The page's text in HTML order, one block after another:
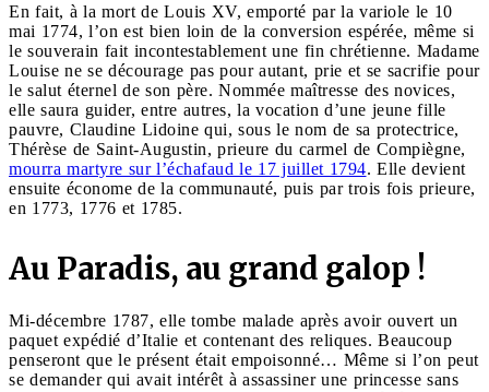
En fait, à la mort de Louis XV, emporté par la variole le 10
mai 1774, l’on est bien loin de la conversion espérée, même si
le souverain fait incontestablement une fin chrétienne. Madame
Louise ne se décourage pas pour autant, prie et se sacrifie pour
le salut éternel de son père. Nommée maîtresse des novices,
elle saura guider, entre autres, la vocation d’une jeune fille
pauvre, Claudine Lidoine qui, sous le nom de sa protectrice,
Thérèse de Saint-Augustin, prieure du carmel de Compiègne,
mourra martyre sur l’échafaud le 17 juillet 1794. Elle devient
ensuite économe de la communauté, puis par trois fois prieure,
en 1773, 1776 et 1785.
Au Paradis, au grand galop !
Mi-décembre 1787, elle tombe malade après avoir ouvert un
paquet expédié d’Italie et contenant des reliques. Beaucoup
penseront que le présent était empoisonné… Même si l’on peut
se demander qui avait intérêt à assassiner une princesse sans